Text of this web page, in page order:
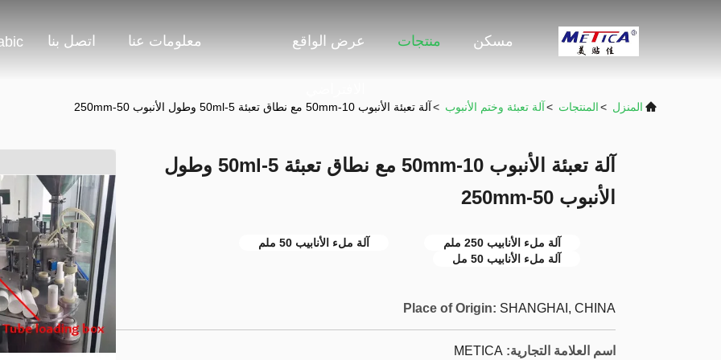
مسكن منتجات عرض الواقع معلومات عنا اتصل بنا
المنزل >المنتجات >آلة تعبئة وختم الأنبوب >آلة تعبئة الأنبوب 10-50mm مع نطاق تعبئة 5-50ml وطول الأنبوب 50-250mm
آلة تعبئة الأنبوب 10-50mm مع نطاق تعبئة 5-50ml وطول
الأنبوب 50-250mm
آلة ملء الأنابيب 250 ملم
آلة ملء الأنابيب 50 ملم
آلة ملء الأنابيب 50 مل
Place of Origin: SHANGHAI, CHINA
اسم العلامة التجارية: METICA